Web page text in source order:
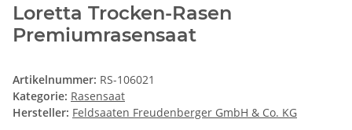
Loretta Trocken-Rasen
Premiumrasensaat
Artikelnummer: RS-106021
Kategorie: Rasensaat
Hersteller: Feldsaaten Freudenberger GmbH & Co. KG